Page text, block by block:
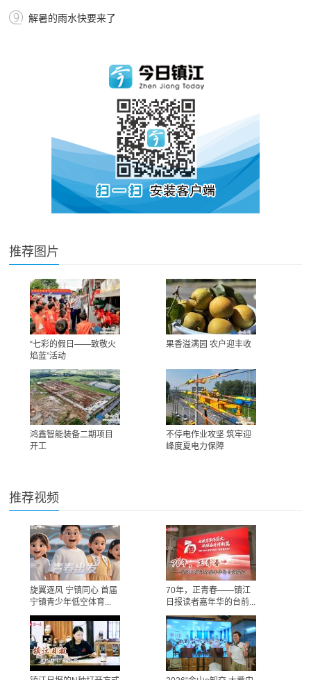
解暑的雨水快要来了
推荐图片
“七彩的假日——致敬火
焰蓝”活动
果香溢满园 农户迎丰收
鸿鑫智能装备二期项目
开工
不停电作业攻坚 筑牢迎
峰度夏电力保障
推荐视频
旋翼逐风 宁镇同心 首届
宁镇青少年低空体育...
70年，正青春——镇江
日报读者嘉年华的台前...